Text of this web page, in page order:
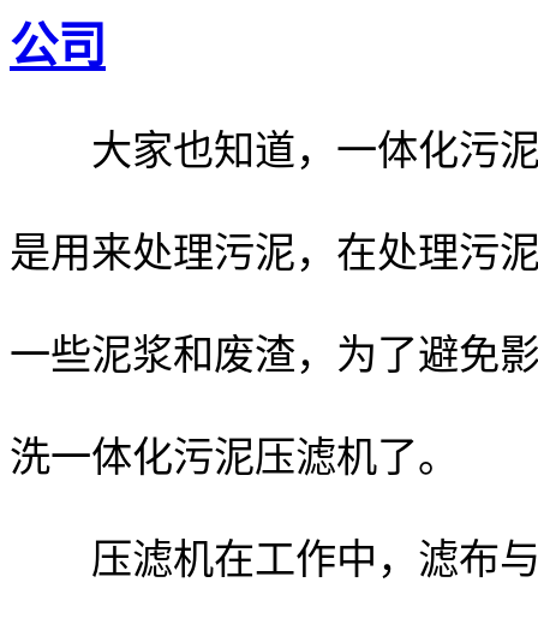
公司
大家也知道，一体化污泥
是用来处理污泥，在处理污
一些泥浆和废渣，为了避免
洗一体化污泥压滤机了。
压滤机在工作中，滤布与